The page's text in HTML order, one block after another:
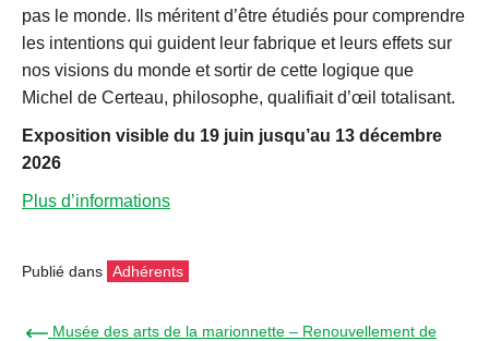
pas le monde. Ils méritent d’être étudiés pour comprendre
les intentions qui guident leur fabrique et leurs effets sur
nos visions du monde et sortir de cette logique que
Michel de Certeau, philosophe, qualifiait d’œil totalisant.
Exposition visible du 19 juin jusqu’au 13 décembre
2026
Plus d’informations
Publié dans Adhérents
← Musée des arts de la marionnette – Renouvellement de